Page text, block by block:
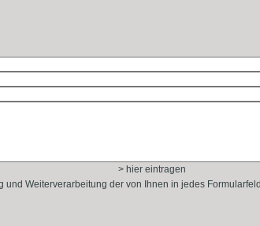
> hier eintragen
Weiterverarbeitung der von Ihnen in jedes